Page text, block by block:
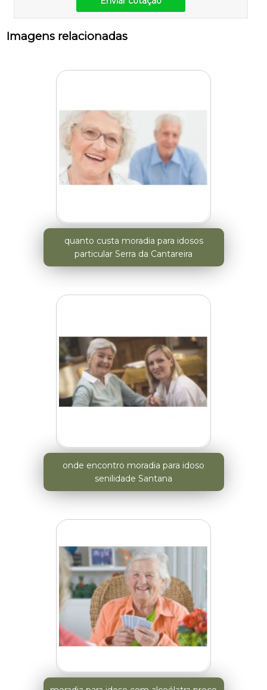
Imagens relacionadas
quanto custa moradia para idosos
particular Serra da Cantareira
onde encontro moradia para idoso
senilidade Santana